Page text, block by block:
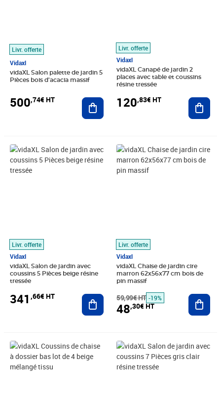
Livr. offerte
Vidaxl
vidaXL Salon palette de jardin 5
Pièces bois d'acacia massif
500,74€ HT Ajouter au panier
Livr. offerte
Vidaxl
vidaXL Canapé de jardin 2
places avec table et coussins
résine tressée
120,83€ HT
Livr. offerte
Vidaxl
vidaXL Salon de jardin avec
coussins 5 Pièces beige résine
tressée
341 ,66€ HT
Prix 341,66€ HT
Ajouter au panier
Livr. offerte
Vidaxl
vidaXL Chaise de jardin cire
marron 62x56x77 cm bois de
pin massif
59,99€ HT
Prix barré 59,99€ HT
-19%
48,30€ HT
Prix 48,30€ HT
Prix 59,08€ HT Prix 350,83€ HT